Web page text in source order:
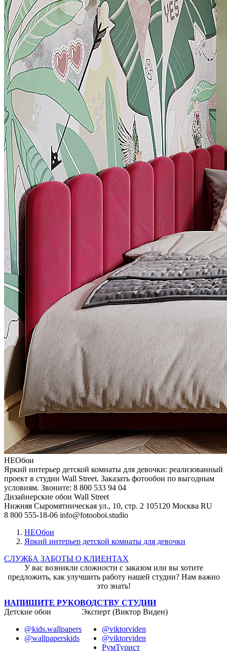
НЕОбои
Яркий интерьер детской комнаты для девочки: реализованный
проект в студии Wall Street. Заказать фотообои по выгодным
условиям. Звоните: 8 800 533 94 04
Дизайнерские обои Wall Street
Нижняя Сыромятническая ул., 10, стр. 2 105120 Москва RU
8 800 555-18-06 info@fotooboi.studio
НЕОбои
Яркий интерьер детской комнаты для девочки
СЛУЖБА ЗАБОТЫ О КЛИЕНТАХ
У вас возникли сложности с заказом или вы хотите
предложить, как улучшить работу нашей студии? Нам важно
это знать!
НАПИШИТЕ РУКОВОДСТВУ СТУДИИ
Детские обои
@kids.wallpapers
@wallpaperskids
Эксперт (Виктор Виден)
@viktorviden
@viktorviden
РумТурист